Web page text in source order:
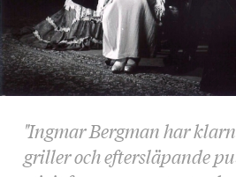
"Ingmar Bergman har
griller och eftersläpande